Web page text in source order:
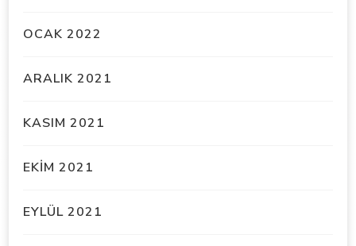
OCAK 2022
ARALIK 2021
KASIM 2021
EKIM 2021
EYLÜL 2021